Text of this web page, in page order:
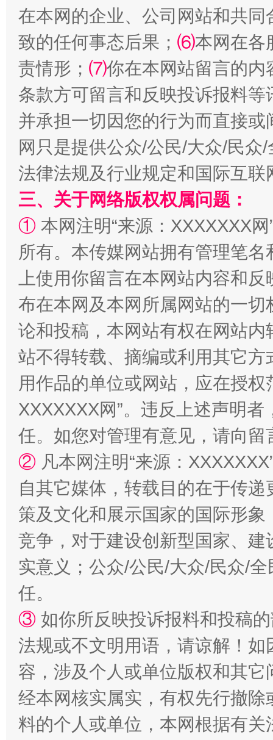
全民健身五年计划来了！等你上场
阿坝州三大球赛在茂县开幕 规模
国家大学科技园优化重塑工作
扯下公款旅游的“隐身衣” 如何以
在本网的企业、公司网站和共
致的任何事态后果； ⑹本网在各
责情形； ⑺你在本网站留言的内
条款方可留言和反映投诉报料
并承担一切因您的行为而直接
网只是提供公众/公民/大众/民
法律法规及行业规定和国际互
三、关于网络版权权属问题：
① 本网注明“来源：XXXXXXX
所有。本传媒网站拥有管理笔
上使用你留言在本网站内容和
布在本网及本网所属网站的一
论和投稿，本网站有权在网站
站不得转载、摘编或利用其它
用作品的单位或网站，应在授
XXXXXXX网”。违反上述声明
任。如您对管理有意见，请向
② 凡本网注明“来源：
自其它媒体，转载目的在于传
策及文化和展示国家的国际形
竞争，对于建设创新型国家、
实意义；公众/公民/大众/民众/
任。
③ 如你所反映投诉报料和投稿
法规或不文明用语，请谅解！
容，涉及个人或单位版权和其它
经本网核实属实，有权先行撤
料的个人或单位，本网根据有